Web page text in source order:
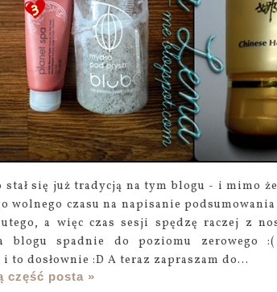
stał się już tradycją na tym blogu - i mimo
wolnego czasu na napisanie
a więc czas sesji spędzę raczej z
blogu spadnie do poziomu zerowego
to dosłownie :D A teraz zapraszam do...
część posta »